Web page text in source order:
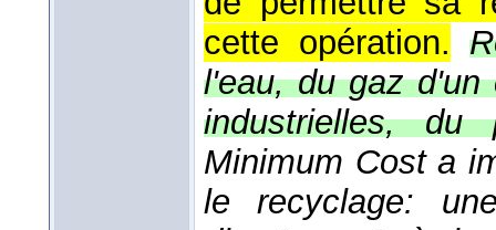
cette opération.
l'eau, du gaz d'un
industrielles, du
Minimum Cost a
le recyclage: